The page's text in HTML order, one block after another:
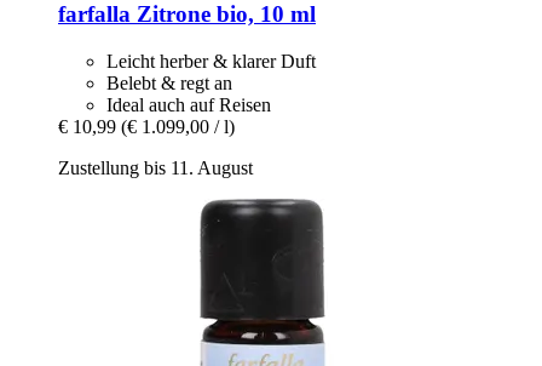
farfalla Zitrone bio, 10 ml
Leicht herber & klarer Duft
Belebt & regt an
Ideal auch auf Reisen
€ 10,99 (€ 1.099,00 / l)
Zustellung bis 11. August